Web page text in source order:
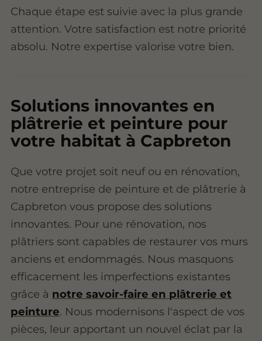
Chaque étape est suivie avec la plus grande
attention. Votre satisfaction est notre priorité
absolu. Notre expertise valorise votre bien.
Solutions innovantes en
plâtrerie et peinture pour
votre habitat à Capbreton
Que votre projet soit neuf ou en rénovation,
notre entreprise de peinture et de plâtrerie à
Capbreton vous propose des solutions
innovantes. Pour une rénovation, nos
plâtriers sont capables de restaurer vos murs
anciens et endommagés. Nous masquons
efficacement les imperfections existantes
grâce à notre savoir-faire en plâtrerie et
peinture. Nous modernisons l'aspect de vos
pièces, leur apportant un nouvel éclat par la